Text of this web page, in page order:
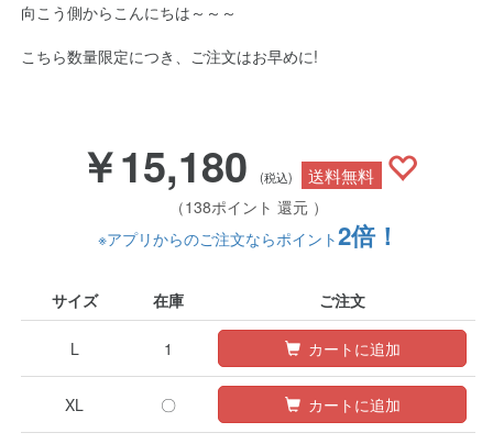
向こう側からこんにちは～～～
こちら数量限定につき、ご注文はお早めに!
￥15,180 (税込) 送料無料
（138ポイント 還元 ）
※アプリからのご注文ならポイント2倍！
サイズ 在庫 ご注文
L 1 カートに追加
XL 〇 カートに追加